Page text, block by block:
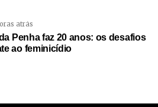
atrás
Penha faz 20 anos: os desafios
ao feminicídio